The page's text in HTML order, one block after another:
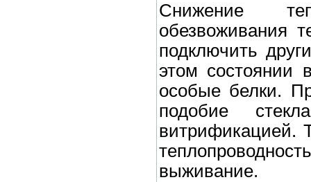
Снижение
обезвоживания
подключить
этом состоянии
особые белки.
подобие
витрификацией.
выживание.